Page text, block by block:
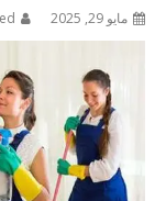
مايو 29, 2025